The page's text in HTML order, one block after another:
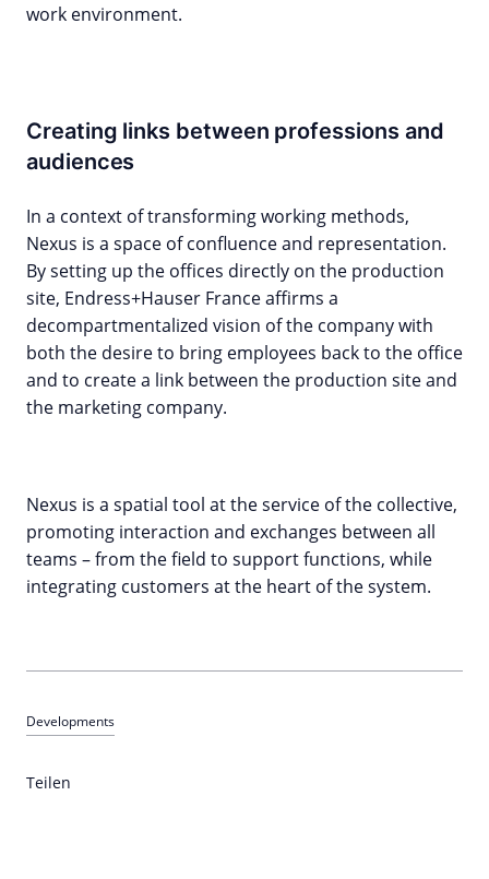
work environment.
Creating links between professions and
audiences
In a context of transforming working methods,
Nexus is a space of confluence and representation.
By setting up the offices directly on the production
site, Endress+Hauser France affirms a
decompartmentalized vision of the company with
both the desire to bring employees back to the office
and to create a link between the production site and
the marketing company.
Nexus is a spatial tool at the service of the collective,
promoting interaction and exchanges between all
teams – from the field to support functions, while
integrating customers at the heart of the system.
Developments
Teilen